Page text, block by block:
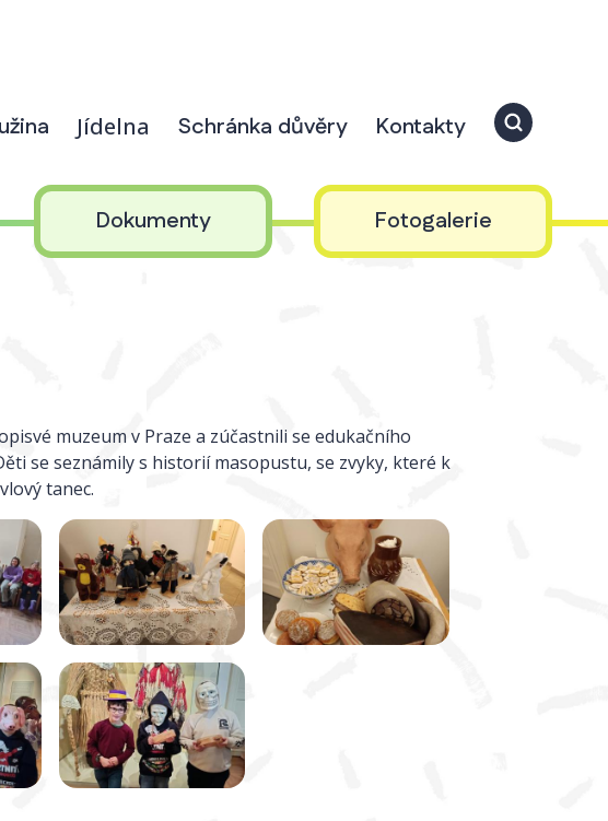
Jídelna Schránka důvěry Kontakty
Dokumenty Fotogalerie
muzeum v Praze a zúčastnili se edukačního
se seznámily s historií masopustu, se zvyky, které k
tanec.